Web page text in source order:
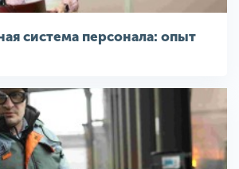
система персонала: опыт